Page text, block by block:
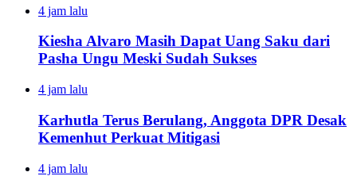
4 jam lalu
Kiesha Alvaro Masih Dapat Uang Saku dari
Pasha Ungu Meski Sudah Sukses
4 jam lalu
Karhutla Terus Berulang, Anggota DPR Desak
Kemenhut Perkuat Mitigasi
4 jam lalu